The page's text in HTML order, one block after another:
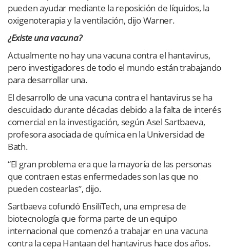
pueden ayudar mediante la reposición de líquidos, la
oxigenoterapia y la ventilación, dijo Warner.
¿Existe una vacuna?
Actualmente no hay una vacuna contra el hantavirus,
pero investigadores de todo el mundo están trabajando
para desarrollar una.
El desarrollo de una vacuna contra el hantavirus se ha
descuidado durante décadas debido a la falta de interés
comercial en la investigación, según Asel Sartbaeva,
profesora asociada de química en la Universidad de
Bath.
“El gran problema era que la mayoría de las personas
que contraen estas enfermedades son las que no
pueden costearlas”, dijo.
Sartbaeva cofundó EnsiliTech, una empresa de
biotecnología que forma parte de un equipo
internacional que comenzó a trabajar en una vacuna
contra la cepa Hantaan del hantavirus hace dos años.